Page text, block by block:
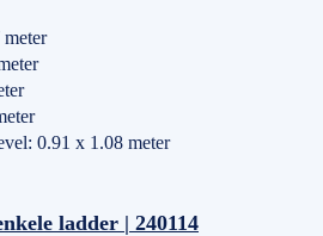
0.91 x 1.08 meter
ladder | 240114